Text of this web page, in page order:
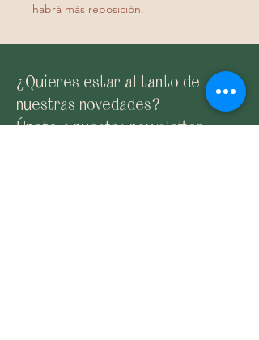
habrá más reposición.
¿Quieres estar al tanto de
nuestras novedades?
Únete a nuestra newsletter